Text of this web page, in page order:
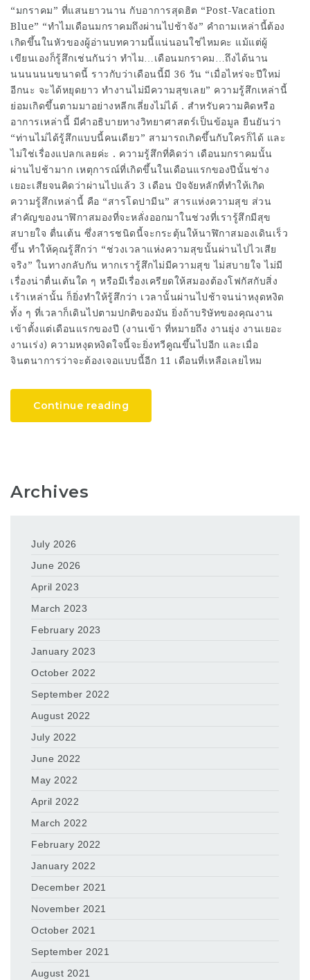
“มกราคม” ที่แสนยาวนาน กับอาการสุดฮิต “Post-Vacation
Blue” “ทำไมเดือนมกราคมถึงผ่านไปช้าจัง” คำถามเหล่านี้ต้อง
เกิดขึ้นในหัวของผู้อ่านบทความนี้แน่นอนใช่ไหมคะ แม้แต่ผู้
เขียนเองก็รู้สึกเช่นกันว่า ทำไม…เดือนมกราคม…ถึงได้นาน
นนนนนนขนาดนี้ ราวกับว่าเดือนนี้มี 36 วัน “เมื่อไหร่จะปีใหม่
อีกนะ จะได้หยุดยาว ทำงานไม่มีความสุขเลย” ความรู้สึกเหล่านี้
ย่อมเกิดขึ้นตามมาอย่างหลีกเลี่ยงไม่ได้ . สำหรับความคิดหรือ
อาการเหล่านี้ มีคำอธิบายทางวิทยาศาสตร์เป็นข้อมูล ยืนยันว่า
“ท่านไม่ได้รู้สึกแบบนี้คนเดียว” สามารถเกิดขึ้นกับใครก็ได้ และ
ไม่ใช่เรื่องแปลกเลยค่ะ . ความรู้สึกที่คิดว่า เดือนมกราคมนั้น
ผ่านไปช้ามาก เหตุการณ์ที่เกิดขึ้นในเดือนแรกของปีนั้นช่าง
เยอะเสียจนคิดว่าผ่านไปแล้ว 3 เดือน ปัจจัยหลักที่ทำให้เกิด
ความรู้สึกเหล่านี้ คือ “สารโดปามีน” สารแห่งความสุข ส่วน
สำคัญของนาฬิกาสมองที่จะหลั่งออกมาในช่วงที่เรารู้สึกมีสุข
สบายใจ ตื่นเต้น ซึ่งสารชนิดนี้จะกระตุ้นให้นาฬิกาสมองเดินเร็ว
ขึ้น ทำให้คุณรู้สึกว่า “ช่วงเวลาแห่งความสุขนั้นผ่านไปไวเสีย
จริง” ในทางกลับกัน หากเรารู้สึกไม่มีความสุข ไม่สบายใจ ไม่มี
เรื่องน่าตื่นเต้นใด ๆ หรือมีเรื่องเครียดให้สมองต้องโฟกัสกับสิ่ง
เร้าเหล่านั้น ก็ยิ่งทำให้รู้สึกว่า เวลานั้นผ่านไปช้าจนน่าหงุดหงิด
ทั้ง ๆ ที่เวลาก็เดินไปตามปกติของมัน ยิ่งถ้าบริษัทของคุณงาน
เข้าตั้งแต่เดือนแรกของปี (งานเข้า ที่หมายถึง งานยุ่ง งานเยอะ
งานเร่ง) ความหงุดหงิดใจนี้จะยิ่งทวีคูณขึ้นไปอีก และเมื่อ
จินตนาการว่าจะต้องเจอแบบนี้อีก 11 เดือนที่เหลือเลยไหม
Continue reading
Archives
July 2026
June 2026
April 2023
March 2023
February 2023
January 2023
October 2022
September 2022
August 2022
July 2022
June 2022
May 2022
April 2022
March 2022
February 2022
January 2022
December 2021
November 2021
October 2021
September 2021
August 2021